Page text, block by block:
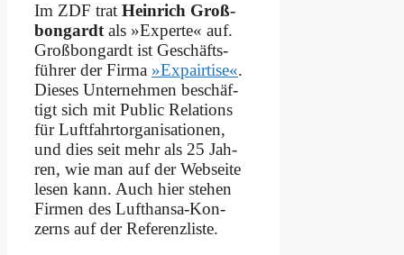
Im ZDF trat Hein­rich Groß­
bon­gardt als »Ex­per­te« auf.
Groß­bon­gardt ist Geschäfts­
führer der Fir­ma »Ex­pair­ti­se«.
Die­ses Un­ter­neh­men be­schäf­
tigt sich mit Pu­blic Re­la­ti­ons
für Luft­fahrt­or­ga­ni­sa­tio­nen,
und dies seit mehr als 25 Jah­
ren, wie man auf der Web­sei­te
le­sen kann. Auch hier ste­hen
Fir­men des Luft­han­sa-Kon­
zerns auf der Re­fe­renz­li­ste.